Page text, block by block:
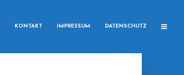
KONTAKT IMPRESSUM DATENSCHUTZ